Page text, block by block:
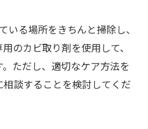
いる場所をきちんと掃除し、
のカビ取り剤を使用して、
ただし、適切なケア方法を
談することを検討してくだ